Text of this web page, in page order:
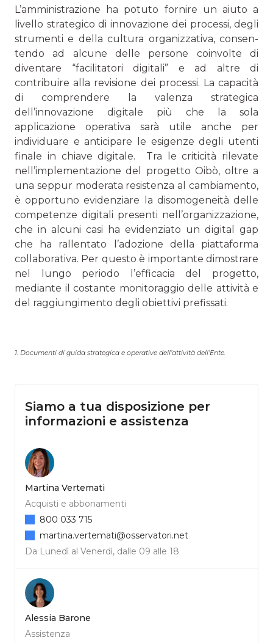
L’amministrazione ha potuto fornire un aiuto a
livello strategico di innovazione dei pro­cessi, degli
strumenti e della cultura organizzativa, consen­
tendo ad alcune delle persone coinvolte di
diventare “faci­litatori digitali” e ad altre di
contribuire alla revisione dei processi. La capacità
di comprendere la valenza strategica
dell’innovazione digitale più che la sola
applicazione opera­tiva sarà utile anche per
individuare e anticipare le esigenze degli utenti
finale in chiave digitale. Tra le criticità rilevate
nell’implementazione del progetto Oibò, oltre a
una seppur moderata resistenza al cambiamen­to,
è opportuno evidenziare la disomogeneità delle
compe­tenze digitali presenti nell’organizzazione,
che in alcuni casi ha evidenziato un digital gap
che ha rallentato l’adozione della piattaforma
collaborativa. Per questo è importante di­mostrare
nel lungo periodo l’efficacia del progetto,
mediante il costante monitoraggio delle attività e
del raggiungimento degli obiettivi prefissati.
1. Documenti di guida strategica e operative dell’attività dell’Ente.
Siamo a tua disposizione per
informazioni e assistenza
Martina Vertemati
Acquisti e abbonamenti
Da Lunedì al Venerdì, dalle 09 alle 18
800 033 715
martina.vertemati@osservatori.net
Alessia Barone
Assistenza